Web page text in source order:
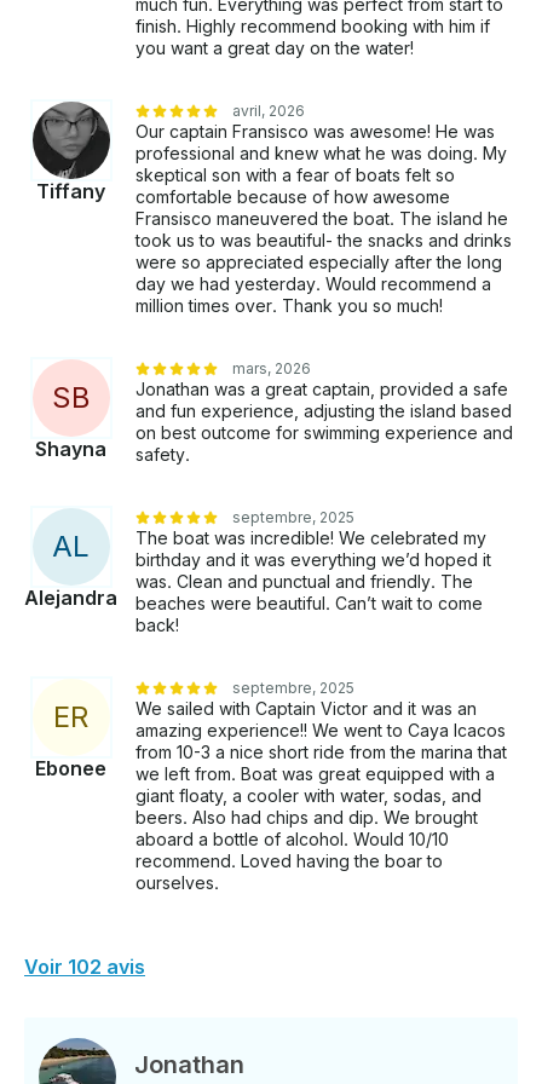
rafraîchissements sont fournis, notamment de l'eau,
du Coca Cola, des bières Medalla Light et de la glace.
CE QUI N'EST PAS INCLUS Les pourboires ne sont
pas inclus, mais ils sont toujours appréciés. AUTRES
CHOSES À SAVOIR Selon les conditions
météorologiques, les itinéraires recommandés
peuvent varier pour votre sécurité et votre confort.
Vous souhaitez agrémenter votre voyage ? Envoyez
simplement un message ici sur Getmyboat pour
personnaliser un itinéraire à votre guise, comme de
la plongée avec tuba ou des arrêts supplémentaires
l'eau. Profitez de la liberté d'apporter votre propre
nourriture et vos boissons en utilisant la glacière
fournie. L'excellent service client et le
professionnalisme des capitaines améliorent
l'expérience globale, rendant votre journée sur l'eau
souhaitez faire une sortie plus longue avec nous !
much fun. Everything was perfect from start to
finish. Highly recommend booking with him if
you want a great day on the water!
Tiffany
avril, 2026
Our captain Fransisco was awesome! He was
professional and knew what he was doing. My
skeptical son with a fear of boats felt so
comfortable because of how awesome
Fransisco maneuvered the boat. The island he
took us to was beautiful- the snacks and drinks
were so appreciated especially after the long
day we had yesterday. Would recommend a
million times over. Thank you so much!
SB
Shayna
mars, 2026
Jonathan was a great captain, provided a safe
and fun experience, adjusting the island based
on best outcome for swimming experience and
safety.
AL
Alejandra
septembre, 2025
The boat was incredible! We celebrated my
birthday and it was everything we’d hoped it
was. Clean and punctual and friendly. The
beaches were beautiful. Can’t wait to come
back!
ER
Ebonee
septembre, 2025
We sailed with Captain Victor and it was an
amazing experience!! We went to Caya Icacos
from 10-3 a nice short ride from the marina that
we left from. Boat was great equipped with a
giant floaty, a cooler with water, sodas, and
beers. Also had chips and dip. We brought
aboard a bottle of alcohol. Would 10/10
recommend. Loved having the boar to
ourselves.
Voir 102 avis
Jonathan